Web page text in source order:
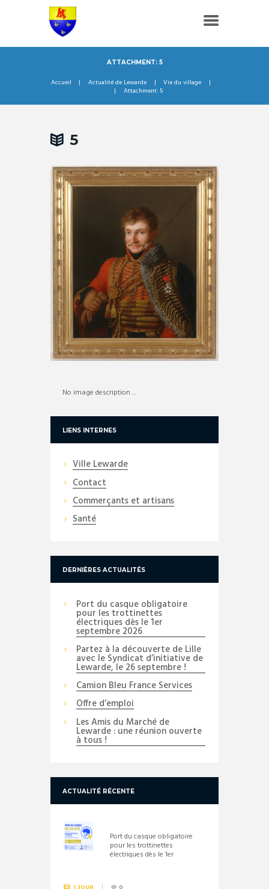
ATTACHMENT: 5
Accueil Actualité de Lewarde
Vie du village
Attachment: 5
5
No image description ...
LIENS INTERNES
Ville Lewarde
Contact
Commerçants et artisans
Santé
DERNIÈRES ACTUALITÉS
Port du casque obligatoire
pour les trottinettes
électriques dès le 1er
septembre 2026
Partez à la découverte de Lille
avec le Syndicat d’initiative de
Lewarde, le 26 septembre !
Camion Bleu France Services
Offre d’emploi
Les Amis du Marché de
Lewarde : une réunion ouverte
à tous !
ACTUALITÉ RÉCENTE
Port du casque obligatoire
pour les trottinettes
électriques dès le 1er
1 JOUR 0